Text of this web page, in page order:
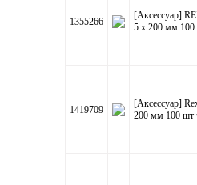
1355266
[Аксессуар]
5 х 200 мм
1419709
[Аксессуар]
200 мм 100 шт